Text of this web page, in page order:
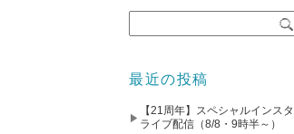
最近の投稿
【21周年】スペシャルインスタ
ライブ配信（8/8・9時半～）